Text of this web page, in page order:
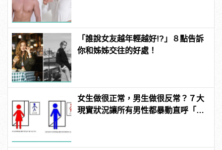
「誰說女友越年輕越好!?」８點告訴
你和姊姊交往的好處！
女生做很正常，男生做很反常？７大
現實狀況讓所有男性都暴動直呼「不